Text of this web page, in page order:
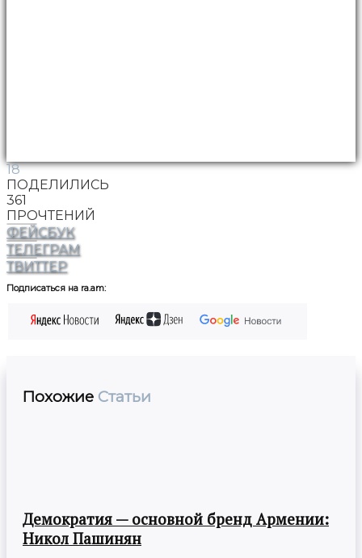
18
ПОДЕЛИЛИСЬ
361
ПРОЧТЕНИЙ
ФЕЙСБУК
ТЕЛЕГРАМ
ТВИТТЕР
Подписаться на ra.am:
Похожие Статьи
Демократия — основной бренд Армении:
Никол Пашинян